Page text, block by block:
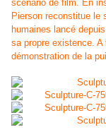
scénario de film. En
Pierson reconstitue le
humaines lancé
sa propre existence.
démonstration de la